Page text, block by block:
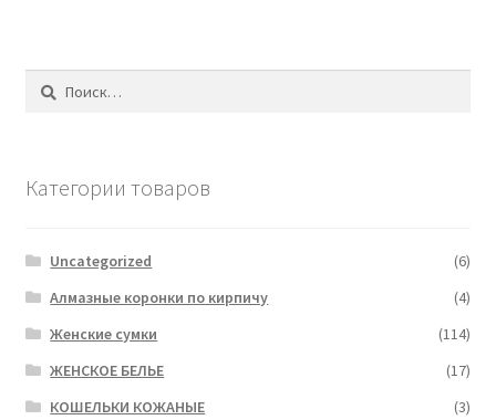
Найти:
Категории товаров
Uncategorized
(6)
Алмазные коронки по кирпичу
(4)
Женские сумки
(114)
ЖЕНСКОЕ БЕЛЬЕ
(17)
КОШЕЛЬКИ КОЖАНЫЕ
(3)